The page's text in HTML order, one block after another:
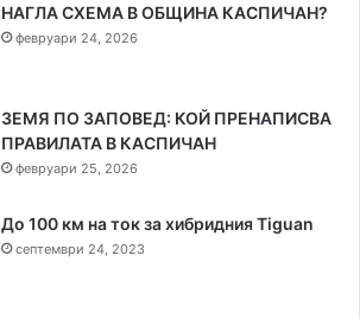
НАГЛА СХЕМА В ОБЩИНА КАСПИЧАН?
февруари 24, 2026
ЗЕМЯ ПО ЗАПОВЕД: КОЙ ПРЕНАПИСВА
ПРАВИЛАТА В КАСПИЧАН
февруари 25, 2026
До 100 км на ток за хибридния Tiguan
септември 24, 2023